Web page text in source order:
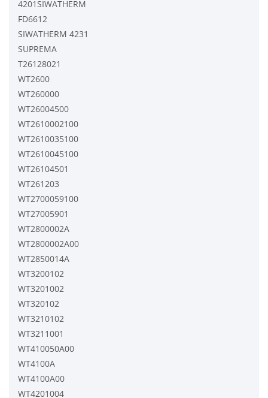
4201SIWATHERM
FD6612
SIWATHERM 4231
SUPREMA
T26128021
WT2600
WT260000
WT26004500
WT2610002100
WT2610035100
WT2610045100
WT26104501
WT261203
WT2700059100
WT27005901
WT2800002A
WT2800002A00
WT2850014A
WT3200102
WT3201002
WT320102
WT3210102
WT3211001
WT410050A00
WT4100A
WT4100A00
WT4201004